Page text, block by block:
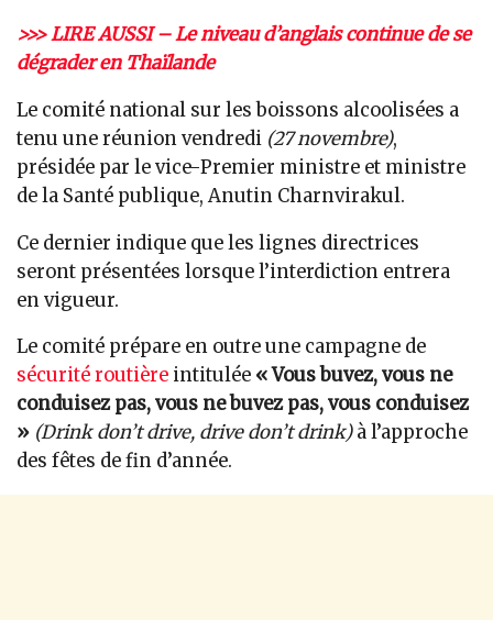
>>> LIRE AUSSI – Le niveau d’anglais continue de se
dégrader en Thaïlande
Le comité national sur les boissons alcoolisées a
tenu une réunion vendredi (27 novembre),
présidée par le vice-Premier ministre et ministre
de la Santé publique, Anutin Charnvirakul.
Ce dernier indique que les lignes directrices
seront présentées lorsque l’interdiction entrera
en vigueur.
Le comité prépare en outre une campagne de
sécurité routière intitulée « Vous buvez, vous ne
conduisez pas, vous ne buvez pas, vous conduisez
» (Drink don’t drive, drive don’t drink)à l’approche
des fêtes de fin d’année.